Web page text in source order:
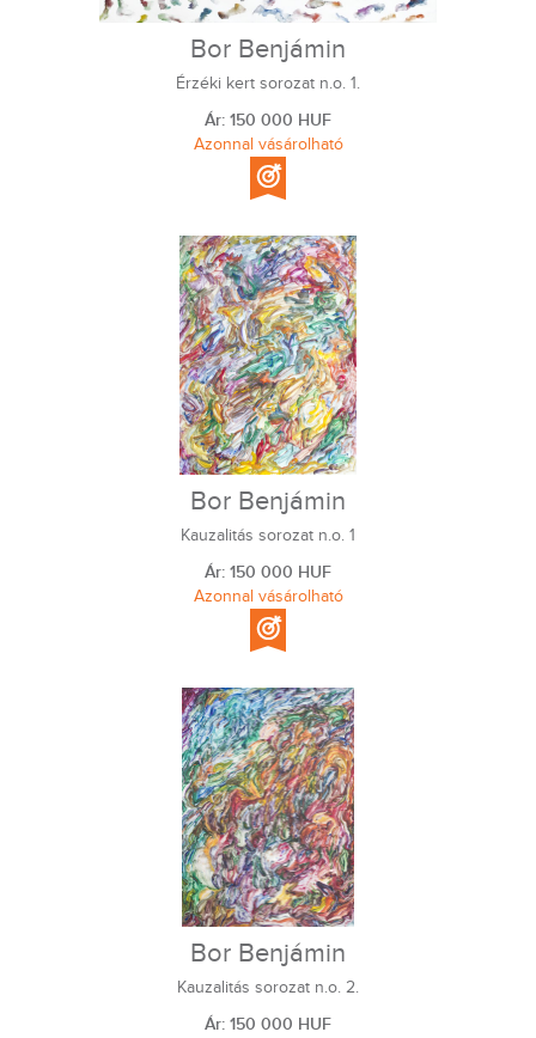
Bor Benjámin
Érzéki kert sorozat n.o. 1.
Ár: 150 000 HUF
Azonnal vásárolható
Bor Benjámin
Kauzalitás sorozat n.o. 1
Ár: 150 000 HUF
Azonnal vásárolható
Bor Benjámin
Kauzalitás sorozat n.o. 2.
Ár: 150 000 HUF